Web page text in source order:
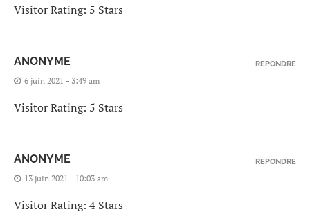
Visitor Rating: 5 Stars
ANONYME
6 juin 2021 - 3:49 am
Visitor Rating: 5 Stars
REPONDRE
ANONYME
13 juin 2021 - 10:03 am
Visitor Rating: 4 Stars
REPONDRE